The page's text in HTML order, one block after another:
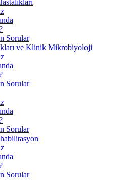
Sorular
ve Klinik Mikrobiyoloji
Sorular
Sorular
Sorular